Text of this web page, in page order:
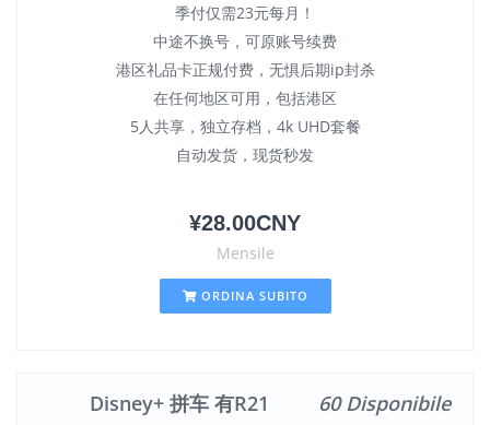
季付仅需23元每月！
中途不换号，可原账号续费
港区礼品卡正规付费，无惧后期ip封杀
在任何地区可用，包括港区
5人共享，独立存档，4k UHD套餐
自动发货，现货秒发
¥28.00CNY
Mensile
ORDINA SUBITO
Disney+ 拼车 有R21 60 Disponibile